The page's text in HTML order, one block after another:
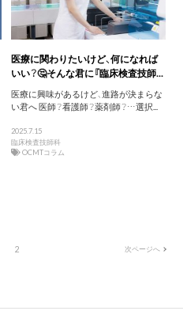
医療に関わりたいけど、何になれば
いい？🤔そんな君に『臨床検査技師...
医療に興味があるけど、進路が決まらな
い君へ 医師？看護師？薬剤師？…選択...
2025.7.15
臨床検査技師科
OCMTコラム
2 次ページへ